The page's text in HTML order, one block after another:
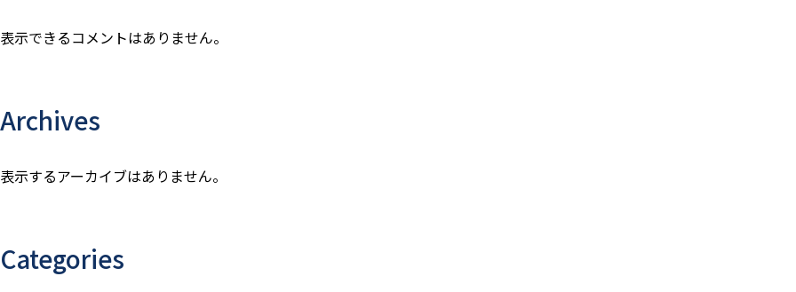
表示できるコメントはありません。
Archives
表示するアーカイブはありません。
Categories